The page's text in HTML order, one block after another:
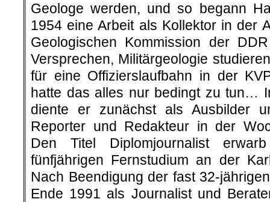
Geologe werden, und so begann
1954 eine Arbeit als Kollektor in der
Geologischen Kommission der
Versprechen, Militärgeologie
für eine Offizierslaufbahn in der
hatte das alles nur bedingt zu tun…
diente er zunächst als Ausbilder
Reporter und Redakteur in der
Den Titel Diplomjournalist
fünfjährigen Fernstudium an der
Nach Beendigung der fast 32-
Ende 1991 als Journalist und